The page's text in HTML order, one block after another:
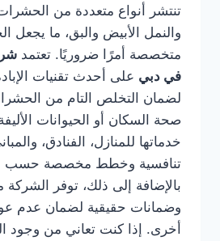
تنتشر أنواع متعددة من
والنمل الأبيض والبق، ما يجعل
متخصصة أمرًا ضروريًا. تعتمد
في دبي على أحدث تقنيات الإبادة
لضمان التخلص التام من
صحة السكان أو الحيوانات
خدماتها للمنازل، الفنادق،
تنافسية وخطط مخصصة حسب
بالإضافة إلى ذلك، توفر الشركة
وضمانات حقيقية لضمان عدم
أخرى. إذا كنت تعاني من وجود